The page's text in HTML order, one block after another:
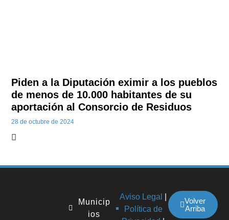
Piden a la Diputación eximir a los pueblos
de menos de 10.000 habitantes de su
aportación al Consorcio de Residuos
28 de octubre de 2024
Municip
ios
Aviso Legal
Política de
Volver
Arriba